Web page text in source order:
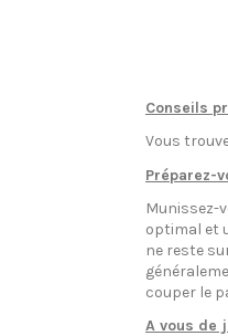
Conseils
Vous
Préparez-
Munissez-
optimal et
ne reste
couper le
A vous de